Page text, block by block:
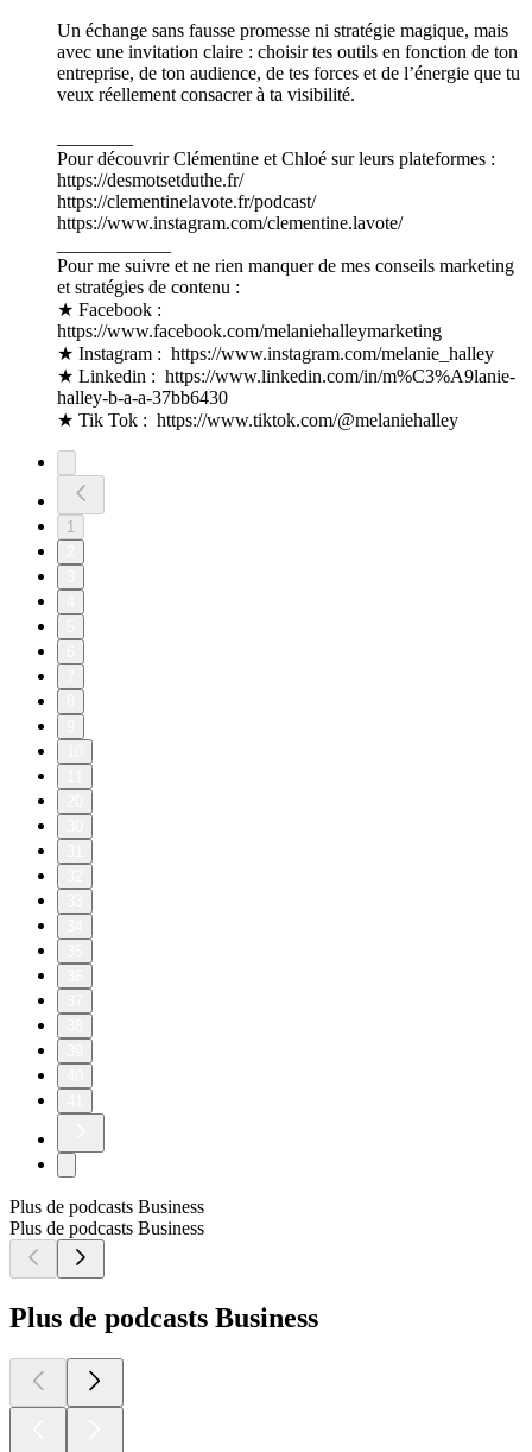
Un échange sans fausse promesse ni stratégie magique, mais
avec une invitation claire : choisir tes outils en fonction de ton
entreprise, de ton audience, de tes forces et de l’énergie que tu
veux réellement consacrer à ta visibilité.
Pour découvrir Clémentine et Chloé sur leurs plateformes :
https://desmotsetduthe.fr/
https://clementinelavote.fr/podcast/
https://www.instagram.com/clementine.lavote/
Pour me suivre et ne rien manquer de mes conseils marketing
et stratégies de contenu :
★ Facebook : ⁠⁠⁠⁠⁠⁠⁠⁠⁠⁠⁠⁠⁠⁠⁠⁠⁠⁠⁠
⁠⁠⁠⁠⁠⁠⁠⁠⁠⁠⁠⁠⁠https://www.facebook.com/melaniehalleymarketing⁠⁠⁠⁠⁠⁠⁠⁠⁠⁠⁠⁠⁠⁠⁠⁠⁠⁠⁠⁠⁠⁠⁠⁠⁠⁠⁠⁠⁠⁠⁠⁠
★ Instagram : ⁠⁠⁠⁠⁠⁠⁠⁠⁠⁠⁠⁠⁠⁠⁠⁠⁠⁠⁠ ⁠⁠⁠⁠⁠⁠⁠⁠⁠⁠⁠⁠⁠https://www.instagram.com/melanie_halley⁠⁠⁠⁠⁠⁠⁠⁠⁠⁠⁠⁠⁠⁠⁠⁠⁠⁠⁠⁠⁠⁠⁠⁠⁠⁠⁠⁠⁠⁠⁠⁠
★ Linkedin : ⁠⁠⁠⁠⁠⁠⁠⁠⁠⁠⁠⁠⁠⁠⁠⁠⁠⁠⁠ ⁠⁠⁠⁠⁠⁠⁠⁠⁠⁠⁠⁠⁠https://www.linkedin.com/in/m%C3%A9lanie-
halley-b-a-a-37bb6430⁠⁠⁠⁠⁠⁠⁠⁠⁠⁠⁠⁠⁠⁠⁠⁠⁠⁠⁠⁠⁠⁠⁠⁠⁠⁠⁠⁠⁠⁠⁠⁠
★ Tik Tok : ⁠⁠⁠⁠ ⁠⁠⁠⁠⁠⁠⁠⁠⁠⁠⁠⁠⁠⁠⁠⁠⁠⁠⁠⁠⁠⁠⁠⁠⁠⁠⁠⁠https://www.tiktok.com/@melaniehalley⁠⁠⁠⁠
1
Plus de podcasts Business
Plus de podcasts Business
Plus de podcasts Business